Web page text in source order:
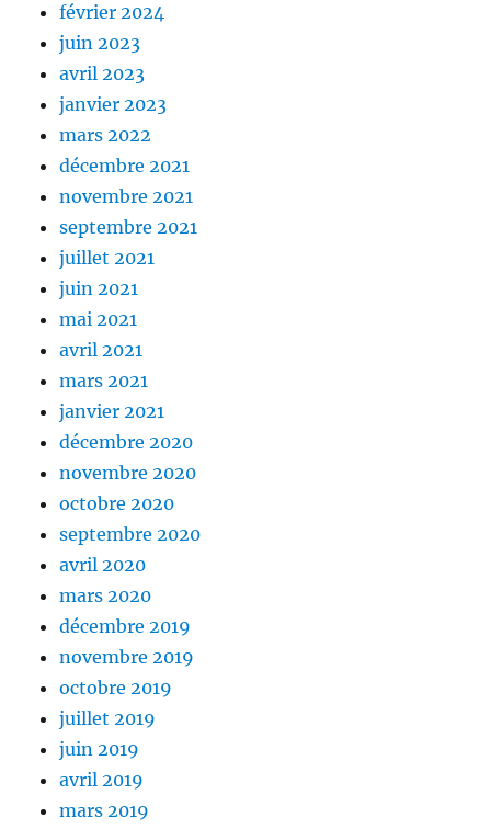
février 2024
juin 2023
avril 2023
janvier 2023
mars 2022
décembre 2021
novembre 2021
septembre 2021
juillet 2021
juin 2021
mai 2021
avril 2021
mars 2021
janvier 2021
décembre 2020
novembre 2020
octobre 2020
septembre 2020
avril 2020
mars 2020
décembre 2019
novembre 2019
octobre 2019
juillet 2019
juin 2019
avril 2019
mars 2019